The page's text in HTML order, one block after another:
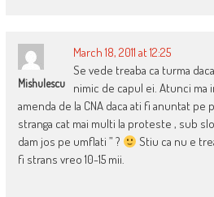
Mishulescu
March 18, 2011 at 12:25
Se vede treaba ca turma
nimic de capul ei. Atunci
amenda de la CNA daca ati fi anuntat pe
stranga cat mai multi la proteste , sub
dam jos pe umflati ” ?
Stiu ca nu e
fi strans vreo 10-15 mii.